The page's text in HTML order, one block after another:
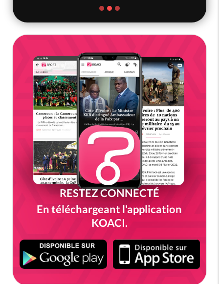
RESTEZ CONNECTÉ
En téléchargeant l'application
KOACI.